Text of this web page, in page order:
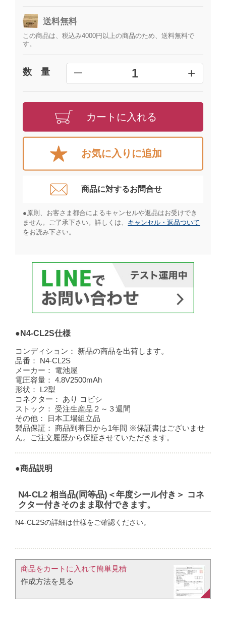
送料無料
この商品は、税込み4000円以上の商品のため、送料無料で
す。
数 量 ━ 1 +
カートに入れる
お気に入りに追加
商品に対するお問合せ​
●原則、お客さま都合によるキャンセルや返品はお受けでき
ません。ご了承下さい。詳しくは、 キャンセル・返品ついて
をお読み下さい。​
●N4-CL2S仕様
コンディション：
新品の商品を出荷します。
品番：
N4-CL2S
メーカー：
電池屋
電圧容量：
4.8V2500mAh
形状：
L2型
コネクター：
あり コビシ
ストック：
受注生産品２～３週間
その他：
日本工場組立品
製品保証：
商品到着日から1年間 ※保証書はございませ
ん。ご注文履歴から保証させていただきます。
●商品説明
N4-CL2 相当品(同等品)＜年度シール付き＞ コネ
クター付きそのまま取付できます。
N4-CL2Sの詳細は仕様をご確認ください。
商品をカートに入れて簡単見積​
作成方法を見る​​